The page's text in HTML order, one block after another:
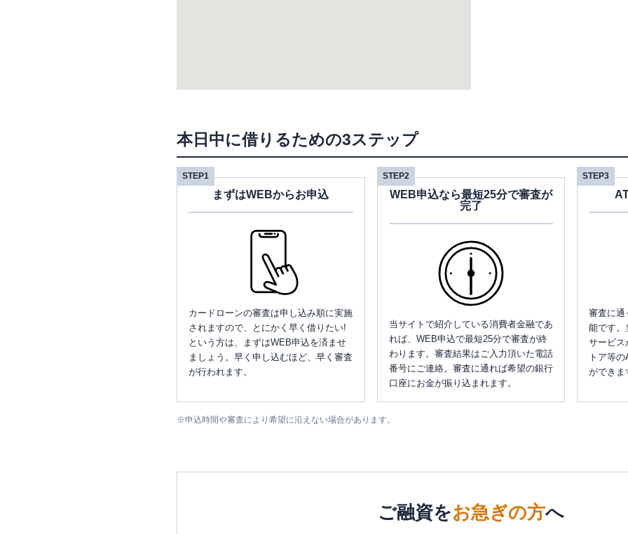
本日中に借りるための3ステップ
STEP1
まずはWEBからお申込
カードローンの審査は申し込み順に実施
されますので、とにかく早く借りたい!
という方は、まずはWEB申込を済ませ
ましょう。早く申し込むほど、早く審査
が行われます。
STEP2
WEB申込なら最短25分で審査が
完了
当サイトで紹介している消費者金融であ
れば、WEB申込で最短25分で審査が終
わります。審査結果はご入力頂いた電話
番号にご連絡。審査に通れば希望の銀行
口座にお金が振り込まれます。
STEP3
審査に通
能です。
サービス
トア等
ができま
※申込時間や審査により希望に沿えない場合があります。
ご融資をお急ぎの方へ